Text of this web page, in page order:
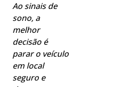
Ao sinais de
sono, a
melhor
decisão é
parar o veículo
em local
seguro e